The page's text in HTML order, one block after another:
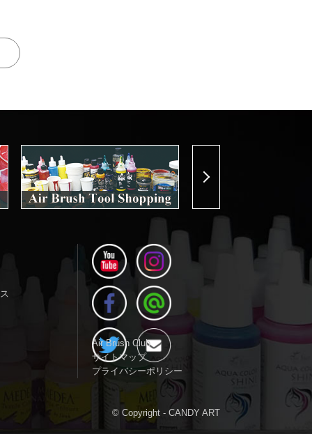
Air Brush Club
サイトマップ
プライバシーポリシー
© Copyright - CANDY ART